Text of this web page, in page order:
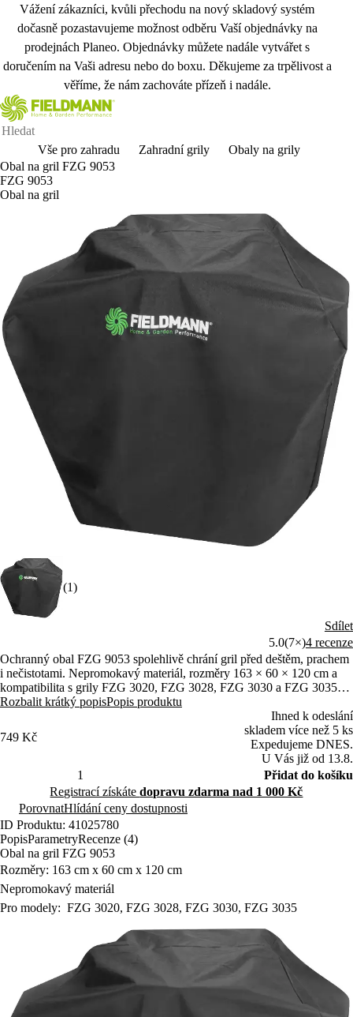
Vážení zákazníci, kvůli přechodu na nový skladový systém
dočasně pozastavujeme možnost odběru Vaší objednávky na
prodejnách Planeo. Objednávky můžete nadále vytvářet s
doručením na Vaši adresu nebo do boxu. Děkujeme za trpělivost a
věříme, že nám zachováte přízeň i nadále.
Vše pro zahradu Zahradní grily
Obaly na grily
Obal na gril FZG 9053
FZG 9053
Obal na gril
(1)
Sdílet
5.0(7×)4 recenze
Ochranný obal FZG 9053 spolehlivě chrání gril před deštěm, prachem
i nečistotami. Nepromokavý materiál, rozměry 163 × 60 × 120 cm a
kompatibilita s grily FZG 3020, FZG 3028, FZG 3030 a FZG 3035
zaručují perfektní a bezpečné zakrytí.
Rozbalit krátký popisPopis produktu
749 Kč
Ihned k odeslání
skladem více než 5 ks
Expedujeme DNES.
U Vás již od 13.8.
Přidat do košíku
Registrací získátedopravu zdarma nad 1 000 Kč
PorovnatHlídání ceny dostupnosti
ID Produktu: 41025780
PopisParametryRecenze (4)
Obal na gril FZG 9053
Rozměry: 163 cm x 60 cm x 120 cm
Nepromokavý materiál
Pro modely: FZG 3020, FZG 3028, FZG 3030, FZG 3035